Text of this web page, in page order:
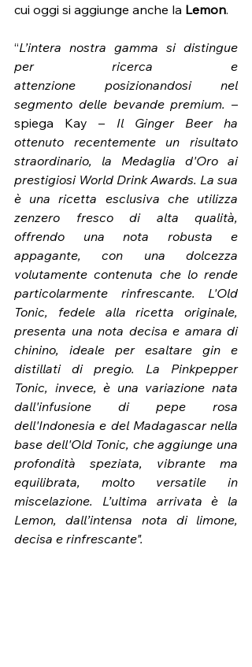
cui oggi si aggiunge anche la Lemon.
“L’intera nostra gamma si distingue
per ricerca e
attenzione
posizionandosi nel
segmento delle bevande premium. –
spiega Kay – Il Ginger Beer ha
ottenuto recentemente un risultato
straordinario, la Medaglia d'Oro ai
prestigiosi World Drink Awards. La sua
è una ricetta esclusiva che utilizza
zenzero fresco di alta qualità,
offrendo una nota robusta e
appagante, con una dolcezza
volutamente contenuta che lo rende
particolarmente rinfrescante. L'Old
Tonic, fedele alla ricetta originale,
presenta una nota decisa e amara di
chinino, ideale per esaltare gin e
distillati di pregio. La Pinkpepper
Tonic, invece, è una variazione nata
dall'infusione di pepe rosa
dell'Indonesia e del Madagascar nella
base dell'Old Tonic, che aggiunge una
profondità speziata, vibrante ma
equilibrata, molto versatile in
miscelazione. L’ultima arrivata è la
Lemon, dall’intensa nota di limone,
decisa e rinfrescante".